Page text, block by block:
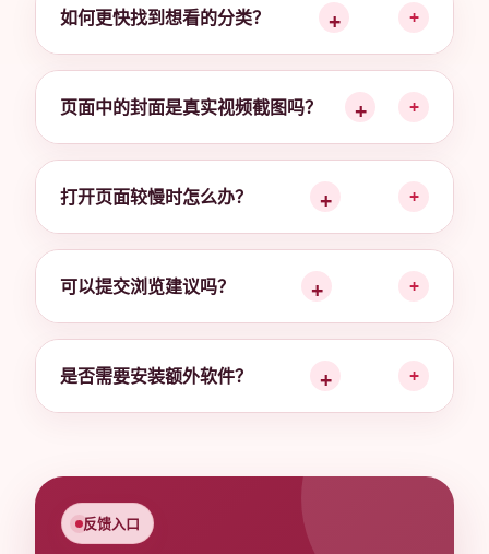
如何更快找到想看的分类？ +
页面中的封面是真实视频截图吗？ +
打开页面较慢时怎么办？ +
可以提交浏览建议吗？ +
是否需要安装额外软件？ +
反馈入口